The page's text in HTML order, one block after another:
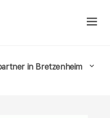
in Bretzenheim